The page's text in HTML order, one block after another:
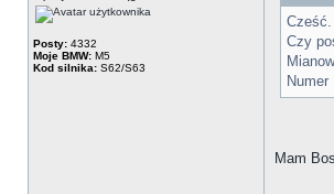
Posty: 4332
Moje BMW: M5
Kod silnika: S62/S63
Cześć.
Czy
Numer
Mam